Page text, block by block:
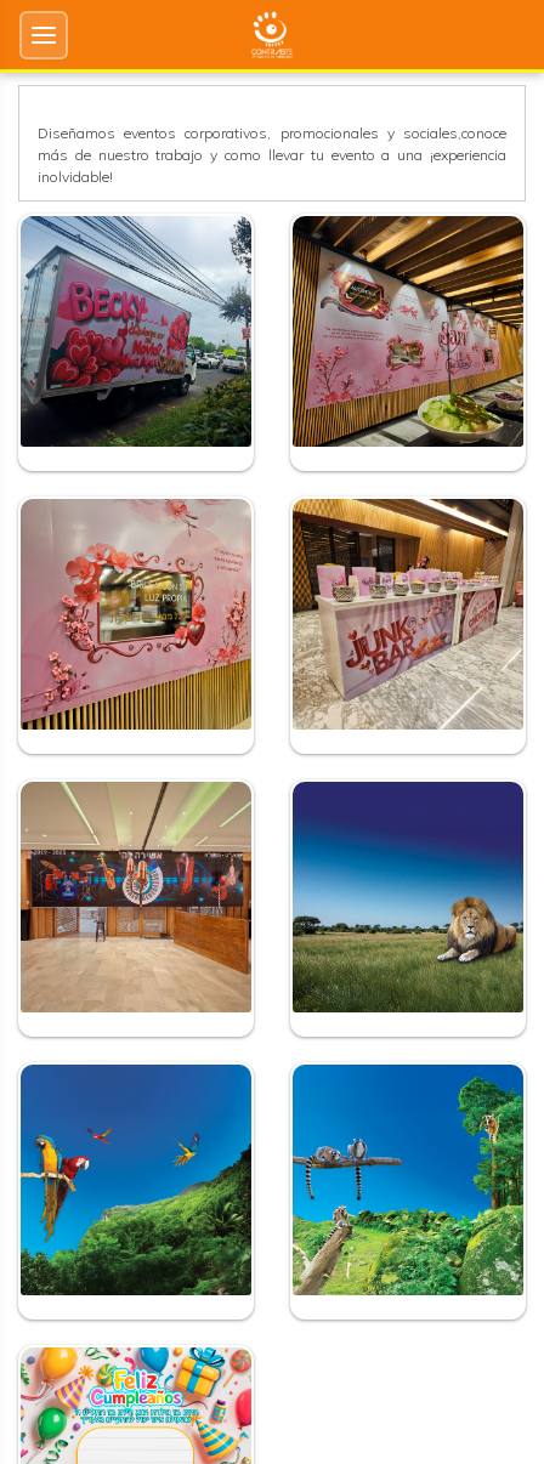
Diseñamos eventos corporativos, promocionales y sociales,conoce
más de nuestro trabajo y como llevar tu evento a una ¡experiencia
inolvidable!